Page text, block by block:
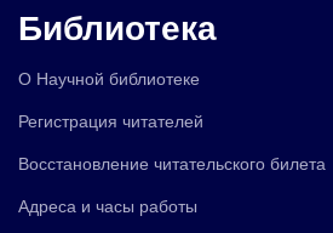
Библиотека
О Научной библиотеке
Регистрация читателей
Восстановление читательского билета
Адреса и часы работы